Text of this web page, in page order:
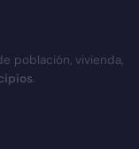
población, vivienda,
.